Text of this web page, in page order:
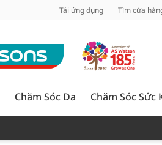
Tải ứng dụng Tìm cửa
Chăm Sóc Da Chăm Sóc Sức